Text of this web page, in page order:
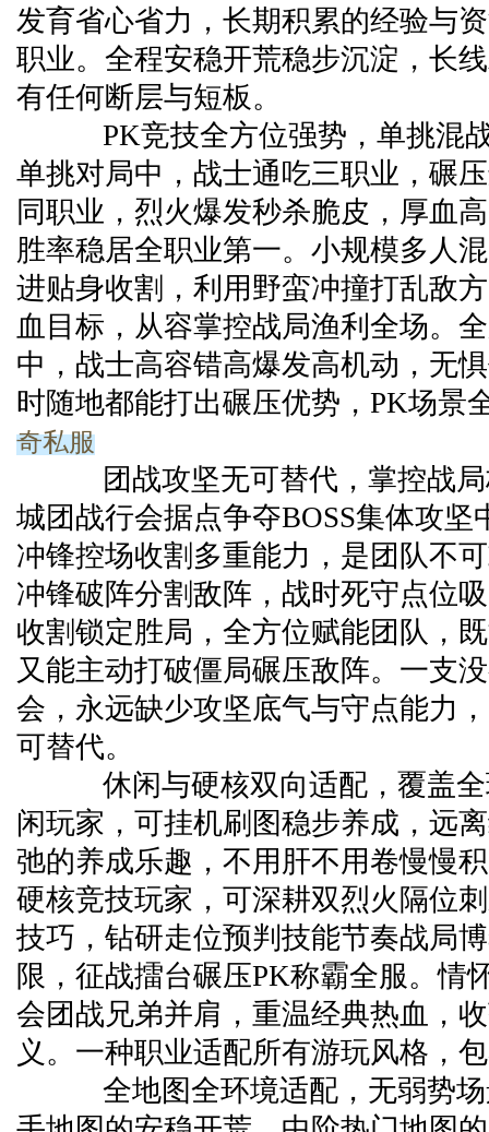
发育省心省力，长期积累的经验与
职业。全程安稳开荒稳步沉淀，长
有任何断层与短板。
PK竞技全方位强势，单挑混
单挑对局中，战士通吃三职业，碾
同职业，烈火爆发秒杀脆皮，厚血
胜率稳居全职业第一。小规模多人
进贴身收割，利用野蛮冲撞打乱敌
血目标，从容掌控战局渔利全场。
中，战士高容错高爆发高机动，无
时随地都能打出碾压优势，PK场景
奇私服
团战攻坚无可替代，掌控战局
城团战行会据点争夺BOSS集体攻坚
冲锋控场收割多重能力，是团队不
冲锋破阵分割敌阵，战时死守点位
收割锁定胜局，全方位赋能团队，
又能主动打破僵局碾压敌阵。一支
会，永远缺少攻坚底气与守点能力
可替代。
休闲与硬核双向适配，覆盖全
闲玩家，可挂机刷图稳步养成，远
弛的养成乐趣，不用肝不用卷慢慢
硬核竞技玩家，可深耕双烈火隔位
技巧，钻研走位预判技能节奏战局
限，征战擂台碾压PK称霸全服。情
会团战兄弟并肩，重温经典热血，
义。一种职业适配所有游玩风格，
全地图全环境适配，无弱势场